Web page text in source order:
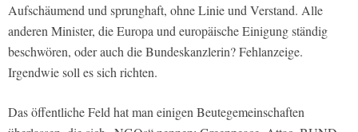
Aufschäumend und sprunghaft, ohne Linie und Verstand. Alle
anderen Minister, die Europa und europäische Einigung ständig
beschwören, oder auch die Bundeskanzlerin? Fehlanzeige.
Irgendwie soll es sich richten.
Das öffentliche Feld hat man einigen Beutegemeinschaften